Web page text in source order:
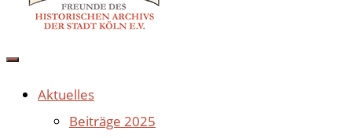
Aktuelles
Beiträge 2025